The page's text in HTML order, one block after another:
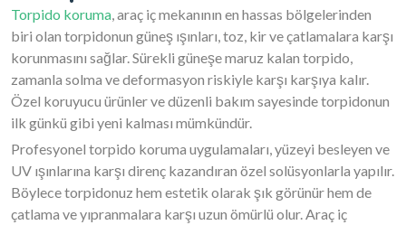
Torpido koruma, araç iç mekanının en hassas bölgelerinden
biri olan torpidonun güneş ışınları, toz, kir ve çatlamalara karşı
korunmasını sağlar. Sürekli güneşe maruz kalan torpido,
zamanla solma ve deformasyon riskiyle karşı karşıya kalır.
Özel koruyucu ürünler ve düzenli bakım sayesinde torpidonun
ilk günkü gibi yeni kalması mümkündür.
Profesyonel torpido koruma uygulamaları, yüzeyi besleyen ve
UV ışınlarına karşı direnç kazandıran özel solüsyonlarla yapılır.
Böylece torpidonuz hem estetik olarak şık görünür hem de
çatlama ve yıpranmalara karşı uzun ömürlü olur. Araç iç